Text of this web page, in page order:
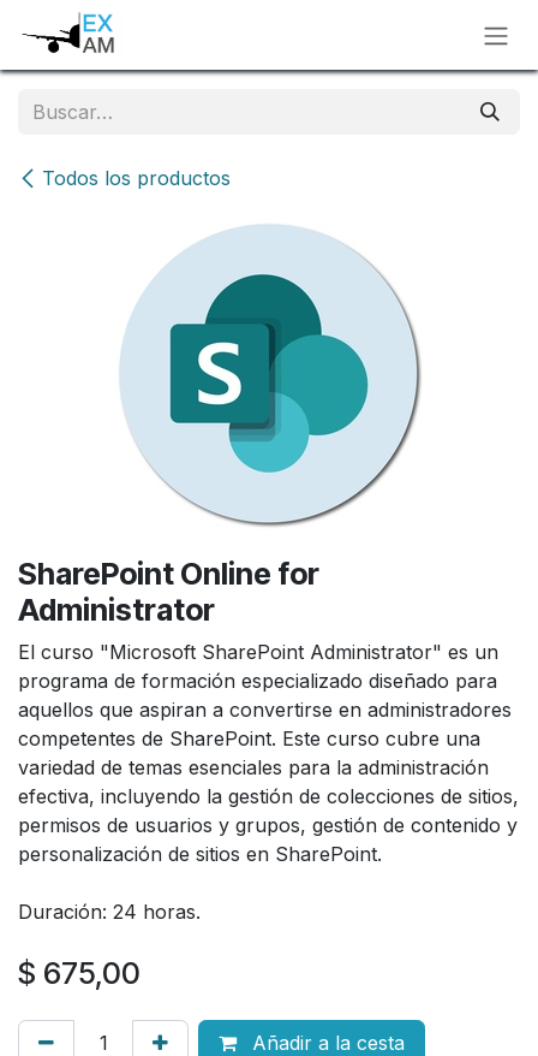
Ir al contenido
Todos los productos
SharePoint Online for
Administrator
El curso "Microsoft SharePoint Administrator" es un
programa de formación especializado diseñado para
aquellos que aspiran a convertirse en administradores
competentes de SharePoint. Este curso cubre una
variedad de temas esenciales para la administración
efectiva, incluyendo la gestión de colecciones de sitios,
permisos de usuarios y grupos, gestión de contenido y
personalización de sitios en SharePoint.
Duración: 24 horas.
$ 675,00
Añadir a la cesta